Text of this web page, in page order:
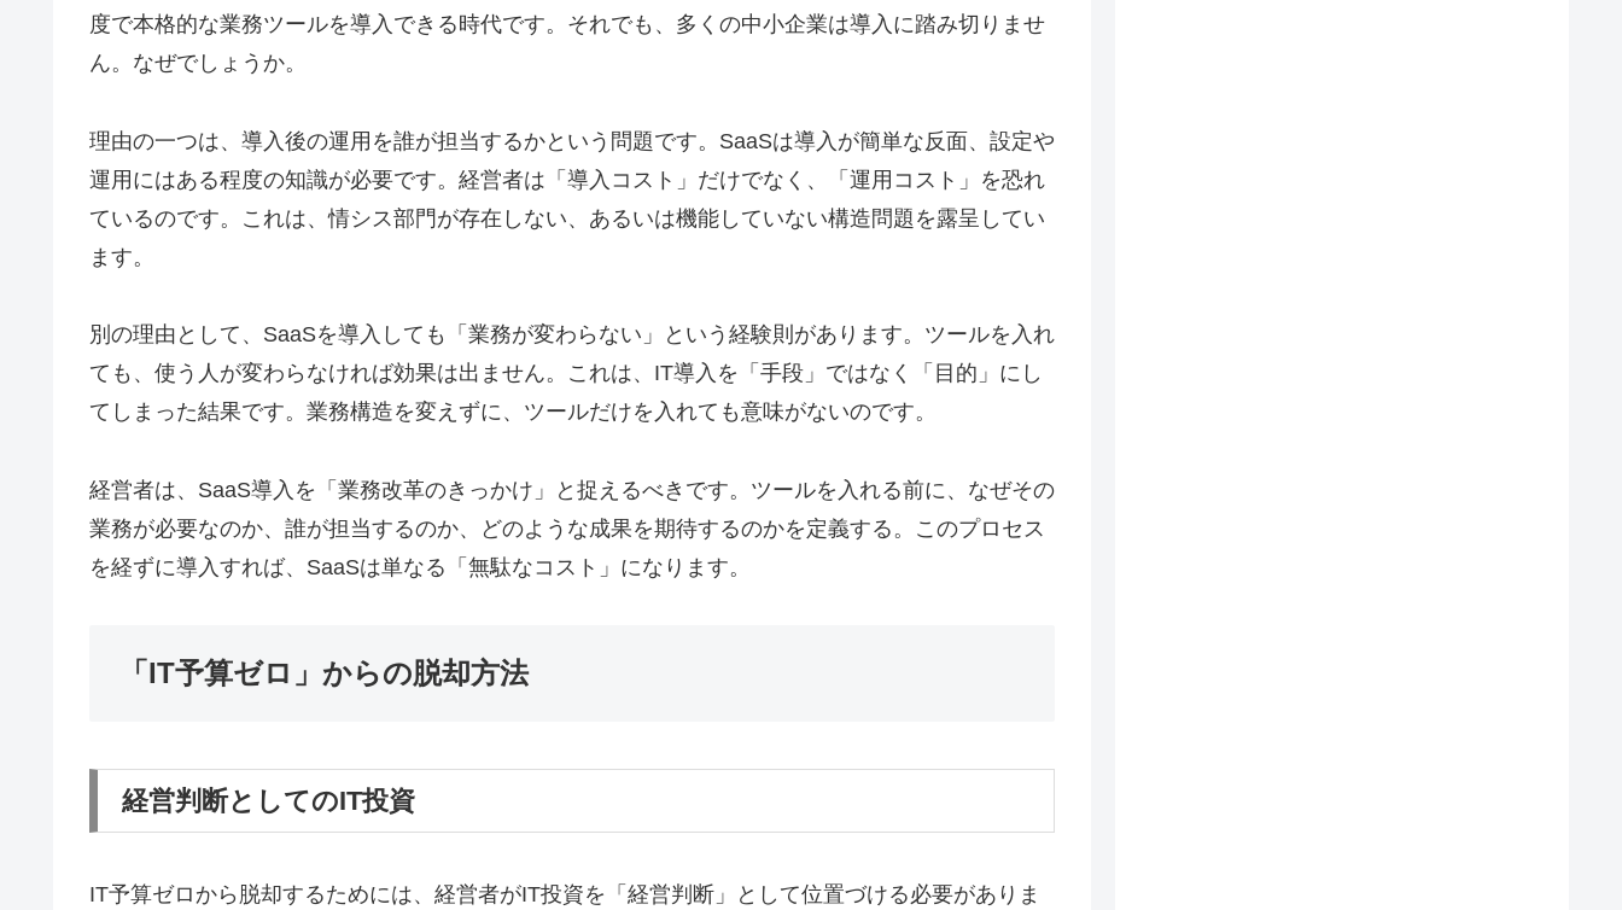
度で本格的な業務ツールを導入できる時代です。それでも、多くの中小企業は導入に踏み切りませ
ん。なぜでしょうか。
理由の一つは、導入後の運用を誰が担当するかという問題です。SaaSは導入が簡単な反面、設定や
運用にはある程度の知識が必要です。経営者は「導入コスト」だけでなく、「運用コスト」を恐れ
ているのです。これは、情シス部門が存在しない、あるいは機能していない構造問題を露呈してい
ます。
別の理由として、SaaSを導入しても「業務が変わらない」という経験則があります。ツールを入れ
ても、使う人が変わらなければ効果は出ません。これは、IT導入を「手段」ではなく「目的」にし
てしまった結果です。業務構造を変えずに、ツールだけを入れても意味がないのです。
経営者は、SaaS導入を「業務改革のきっかけ」と捉えるべきです。ツールを入れる前に、なぜその
業務が必要なのか、誰が担当するのか、どのような成果を期待するのかを定義する。このプロセス
を経ずに導入すれば、SaaSは単なる「無駄なコスト」になります。
「IT予算ゼロ」からの脱却方法
経営判断としてのIT投資
IT予算ゼロから脱却するためには、経営者がIT投資を「経営判断」として位置づける必要がありま